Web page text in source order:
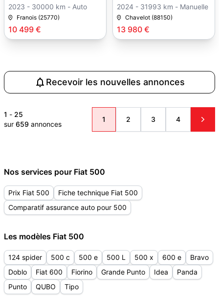
10 499 €
2023 - 30000 km - Auto
Franois (25770)
13 980 €
2024 - 31993 km - Manuelle
Chavelot (88150)
Recevoir les nouvelles annonces
1 - 25
sur 659 annonces
1 2 3 4
Nos services pour Fiat 500
Prix Fiat 500
Fiche technique Fiat 500
Comparatif assurance auto pour 500
Les modèles Fiat 500
124 spider 500 c 500 e 500 L 500 x 600 e
Bravo
Doblo
Fiat 600 Fiorino Grande Punto Idea
Panda
Punto
QUBO Tipo